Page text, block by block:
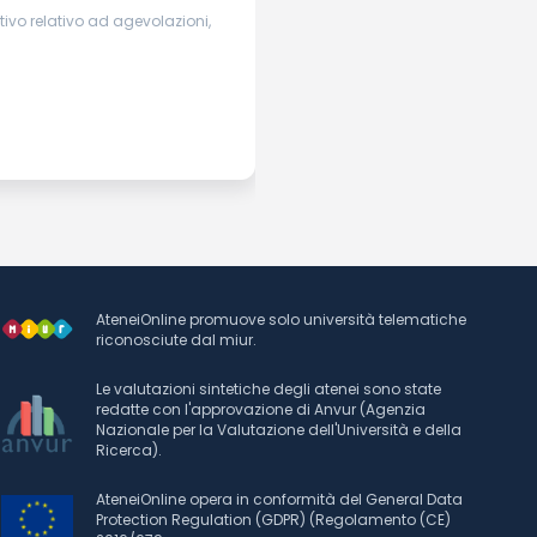
relativo ad agevolazioni,
AteneiOnline promuove solo università telematiche
riconosciute dal miur.
Le valutazioni sintetiche degli atenei sono state
redatte con l'approvazione di Anvur (Agenzia
Nazionale per la Valutazione dell'Università e della
Ricerca).
AteneiOnline opera in conformità del General Data
Protection Regulation (GDPR) (Regolamento (CE)